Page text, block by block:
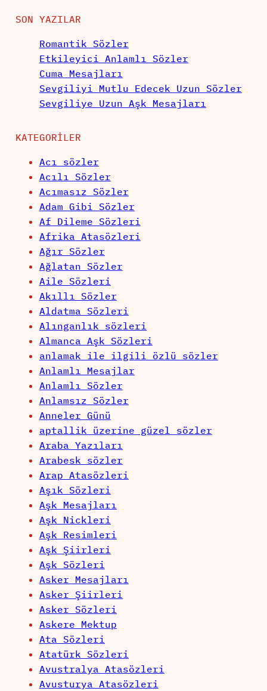
SON YAZILAR
Romantik Sözler
Etkileyici Anlamlı Sözler
Cuma Mesajları
Sevgiliyi Mutlu Edecek Uzun Sözler
Sevgiliye Uzun Aşk Mesajları
KATEGORILER
Acı sözler
Acılı Sözler
Acımasız Sözler
Adam Gibi Sözler
Af Dileme Sözleri
Afrika Atasözleri
Ağır Sözler
Ağlatan Sözler
Aile Sözleri
Akıllı Sözler
Aldatma Sözleri
Alınganlık sözleri
Almanca Aşk Sözleri
anlamak ile ilgili özlü sözler
Anlamlı Mesajlar
Anlamlı Sözler
Anlamsız Sözler
Anneler Günü
aptallik üzerine güzel sözler
Araba Yazıları
Arabesk sözler
Arap Atasözleri
Aşık Sözleri
Aşk Mesajları
Aşk Nickleri
Aşk Resimleri
Aşk Şiirleri
Aşk Sözleri
Asker Mesajları
Asker Şiirleri
Asker Sözleri
Askere Mektup
Ata Sözleri
Atatürk Sözleri
Avustralya Atasözleri
Avusturya Atasözleri